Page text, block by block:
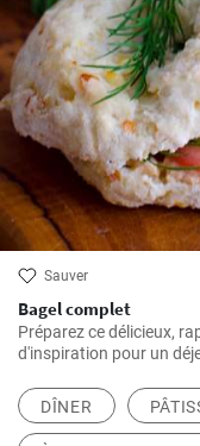
Sauver
Bagel complet
Préparez ce délicieux,
d'inspiration pour un
DÎNER